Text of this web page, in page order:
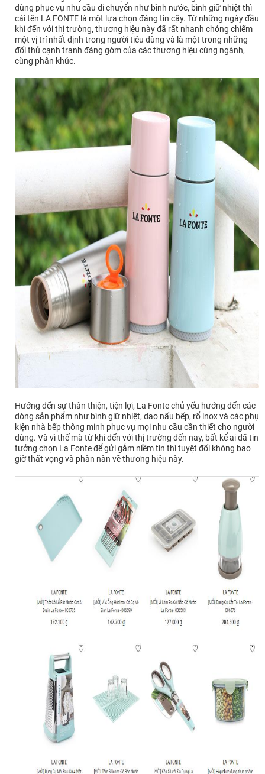
dùng phục vụ nhu cầu di chuyển như bình nước, bình giữ nhiệt thì
cái tên LA FONTE là một lựa chọn đáng tin cậy. Từ những ngày đầu
khi đến với thị trường, thương hiệu này đã rất nhanh chóng chiếm
một vị trí nhất định trong người tiêu dùng và là một trong những
đối thủ cạnh tranh đáng gờm của các thương hiệu cùng ngành,
cùng phân khúc.
Hướng đến sự thân thiện, tiện lợi, La Fonte chủ yếu hướng đến các
dòng sản phẩm như bình giữ nhiệt, dao nấu bếp, rổ inox và các phụ
kiện nhà bếp thông minh phục vụ mọi nhu cầu cần thiết cho người
dùng. Và vì thế mà từ khi đến với thị trường đến nay, bất kể ai đã tin
tưởng chọn La Fonte để gửi gắm niềm tin thì tuyệt đối không bao
giờ thất vọng và phàn nàn về thương hiệu này.